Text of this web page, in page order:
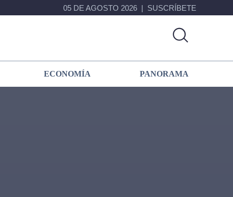
05 DE AGOSTO 2026 SUSCRÍBETE
ECONOMÍA PANORAMA